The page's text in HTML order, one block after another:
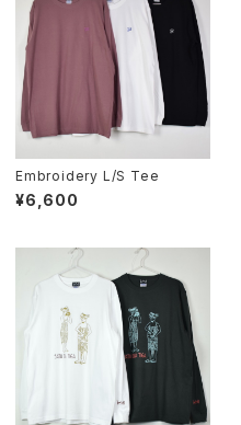
Embroidery L/S Tee
¥6,600